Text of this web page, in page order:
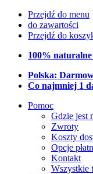
Przejdź do menu
do zawartości
Przejdź do
100%
Polska:
Co najmniej 1
Pomoc
Gdzie jest
Zwroty
Koszty
Opcje
Kontakt
Wszystkie